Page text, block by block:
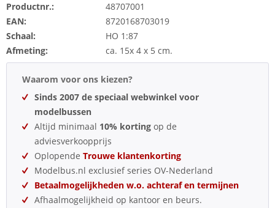
Productnr.:
48707001
EAN:
8720168703019
Schaal:
HO 1:87
Afmeting:
ca. 15x 4 x 5 cm.
Waarom voor ons kiezen?
Sinds 2007 de speciaal webwinkel voor
modelbussen
Altijd minimaal 10% korting op de
adviesverkoopprijs
Oplopende Trouwe klantenkorting
Modelbus.nl exclusief series OV-Nederland
Betaalmogelijkheden w.o. achteraf en termijnen
Afhaalmogelijkheid op kantoor en beurs.